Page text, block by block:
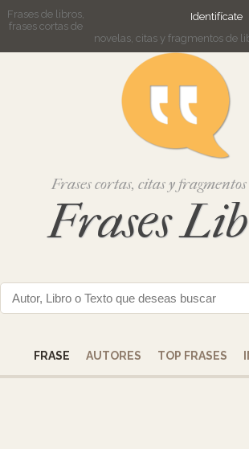
Identifícate
Frases de libros,
frases cortas de
novelas, citas y fragmentos de
Frases cortas, citas y
Frases
FRASE
AUTORES TOP FRASES